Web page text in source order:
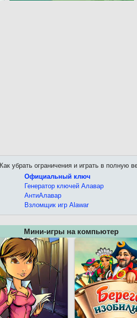
Как убрать ограничения и играть в полную
Официальный ключ
Генератор ключей Алавар
АнтиАлавар
Взломщик игр Alawar
Мини-игры на компьютер